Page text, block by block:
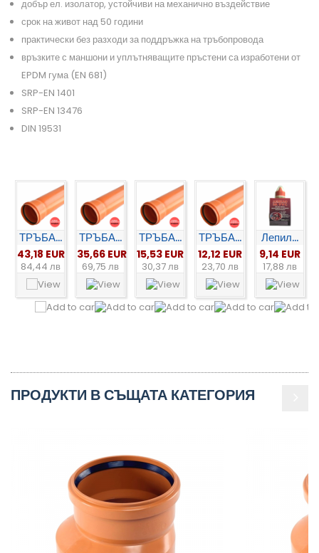
добър ел. изолатор, устойчиви на механично въздействие
срок на живот над 50 години
практически без разходи за поддръжка на тръбопровода
връзките с маншони и уплътняващите пръстени са изработени от
EPDM гума (EN 681)
SRP-EN 1401
SRP-EN 13476
DIN 19531
ТРЪБА...
43,18 EUR
84,44 лв
ТРЪБА...
35,66 EUR
69,75 лв
ТРЪБА...
15,53 EUR
30,37 лв
ТРЪБА...
12,12 EUR
23,70 лв
Лепил...
9,14 EUR
17,88 лв
ПРОДУКТИ В СЪЩАТА КАТЕГОРИЯ